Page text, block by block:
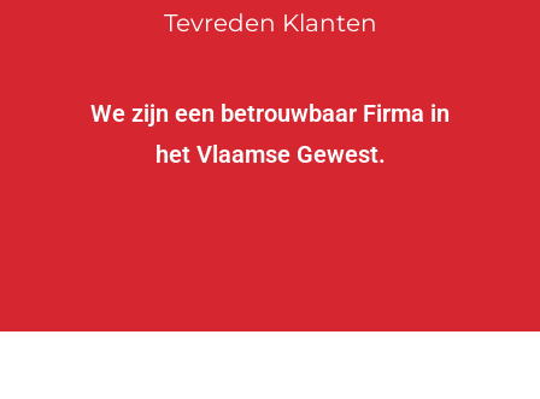
Tevreden Klanten
We zijn een betrouwbaar Firma in
het Vlaamse Gewest.